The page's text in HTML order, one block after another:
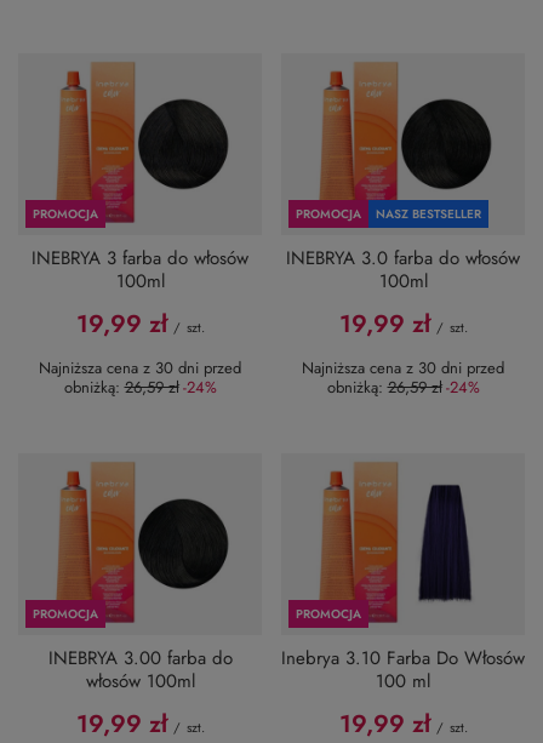
PROMOCJA
INEBRYA 3 farba do włosów
100ml
19,99 zł / szt.
Najniższa cena z 30 dni przed
obniżką:26,59 zł-24%
PROMOCJA NASZ BESTSELLER
INEBRYA 3.0 farba do włosów
100ml
19,99 zł / szt.
Najniższa cena z 30 dni przed
obniżką:26,59 zł-24%
PROMOCJA
INEBRYA 3.00 farba do
włosów 100ml
19,99 zł / szt.
PROMOCJA
Inebrya 3.10 Farba Do Włosów
100 ml
19,99 zł / szt.